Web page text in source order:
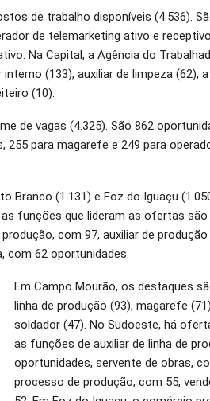
de trabalho disponíveis (4.536).
de telemarketing ativo e
Na Capital, a Agência do
(133), auxiliar de limpeza (62),
(10).
de vagas (4.325). São 862
255 para magarefe e 249 para
Branco (1.131) e Foz do Iguaçu
funções que lideram as ofertas são
com 97, auxiliar de
com 62 oportunidades.
Em Campo Mourão, os destaques
linha de produção (93), magarefe
soldador (47). No Sudoeste, há
as funções de auxiliar de linha de
oportunidades, servente de obras,
processo de produção, com 55,